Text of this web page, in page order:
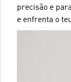
precisão e
e enfrenta o